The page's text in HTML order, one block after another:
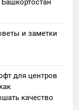
и заметки
для центров
качество